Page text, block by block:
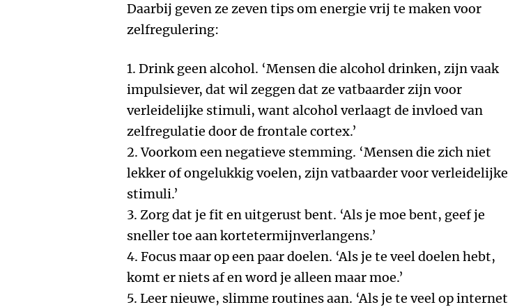
Daarbij geven ze zeven tips om energie vrij te maken voor
zelfregulering:
1. Drink geen alcohol. ‘Mensen die alcohol drinken, zijn vaak
impulsiever, dat wil zeggen dat ze vatbaarder zijn voor
verleidelijke stimuli, want alcohol verlaagt de invloed van
zelfregulatie door de frontale cortex.’
2. Voorkom een negatieve stemming. ‘Mensen die zich niet
lekker of ongelukkig voelen, zijn vatbaarder voor verleidelijke
stimuli.’
3. Zorg dat je fit en uitgerust bent. ‘Als je moe bent, geef je
sneller toe aan kortetermijnverlangens.’
4. Focus maar op een paar doelen. ‘Als je te veel doelen hebt,
komt er niets af en word je alleen maar moe.’
5. Leer nieuwe, slimme routines aan. ‘Als je te veel op internet